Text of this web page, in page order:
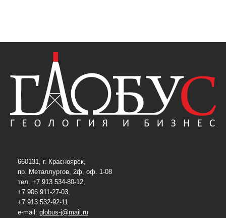
660131, г. Красноярск,
пр. Металлургов, 2ф, оф. 1-08
тел. +7 913 534-80-12,
+7 906 911-27-03,
+7 913 532-92-11
e-mail: globus-j@mail.ru